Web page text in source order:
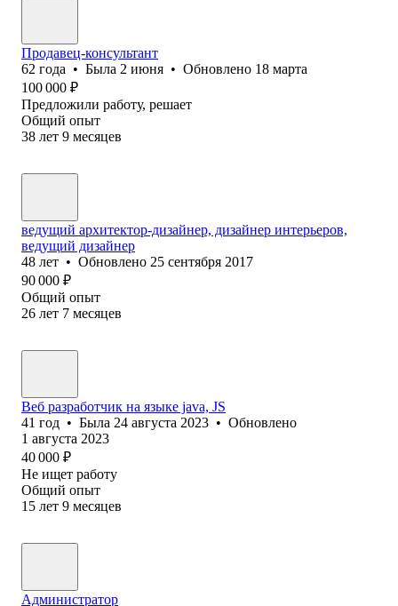
Продавец-консультант
62 года • Была 2 июня • Обновлено 18 марта
100 000 ₽
Предложили работу, решает
Общий опыт
38 лет 9 месяцев
ведущий архитектор-дизайнер, дизайнер интерьеров,
ведущий дизайнер
48 лет • Обновлено 25 сентября 2017
90 000 ₽
Общий опыт
26 лет 7 месяцев
Веб разработчик на языке java, JS
41 год • Была 24 августа 2023 • Обновлено
1 августа 2023
40 000 ₽
Не ищет работу
Общий опыт
15 лет 9 месяцев
Администратор